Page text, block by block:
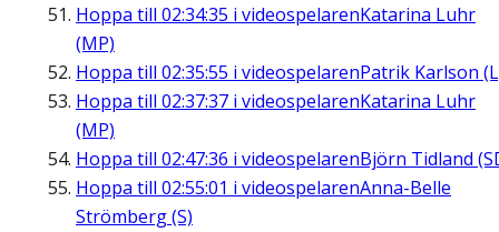
Hoppa till 02:34:35 i videospelarenKatarina Luhr
(MP)
Hoppa till 02:35:55 i videospelarenPatrik Karlson
Hoppa till 02:37:37 i videospelarenKatarina Luhr
(MP)
Hoppa till 02:47:36 i videospelarenBjörn Tidland
Hoppa till 02:55:01 i videospelarenAnna-Belle
Strömberg (S)